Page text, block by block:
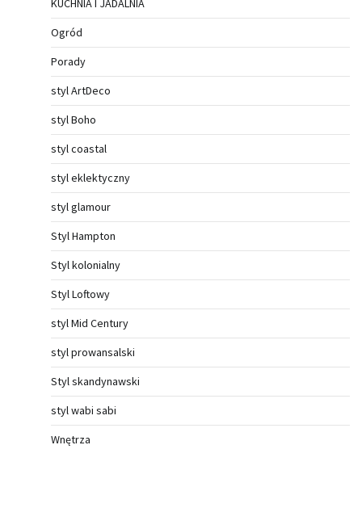
KUCHNIA I JADALNIA
Ogród
Porady
styl ArtDeco
styl Boho
styl coastal
styl eklektyczny
styl glamour
Styl Hampton
Styl kolonialny
Styl Loftowy
styl Mid Century
styl prowansalski
Styl skandynawski
styl wabi sabi
Wnętrza